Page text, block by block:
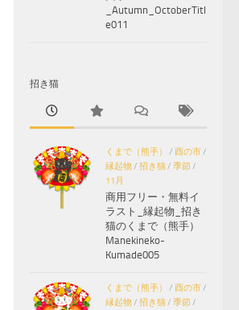
_Autumn_OctoberTitl
e011
招き猫
くまで（熊手） / 酉の市/
縁起物/ 招き猫/ 季節/
11月
商用フリー・無料イ
ラスト_縁起物_招き
猫のくまで（熊手）
Manekineko-
Kumade005
くまで（熊手） / 酉の市/
縁起物/ 招き猫/ 季節/